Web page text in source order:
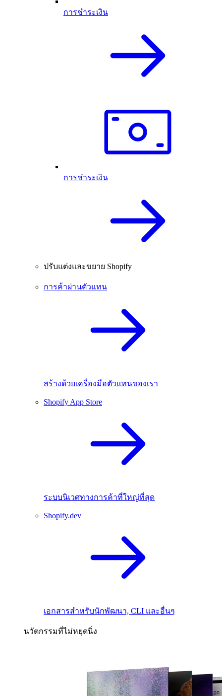
การชำระเงิน
การชำระเงิน
ปรับแต่งและขยาย Shopify
การค้าผ่านตัวแทน
สร้างด้วยเครื่องมือตัวแทนของเรา
Shopify App Store
ระบบนิเวศทางการค้าที่ใหญ่ที่สุด
Shopify.dev
เอกสารสำหรับนักพัฒนา, CLI และอื่นๆ
นวัตกรรมที่ไม่หยุดนิ่ง